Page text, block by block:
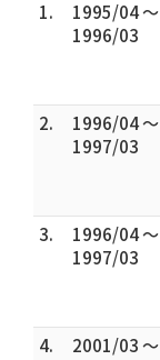
1.
1995/04 ～
1996/03
2.
1996/04 ～
1997/03
3.
1996/04 ～
1997/03
4.
2001/03 ～